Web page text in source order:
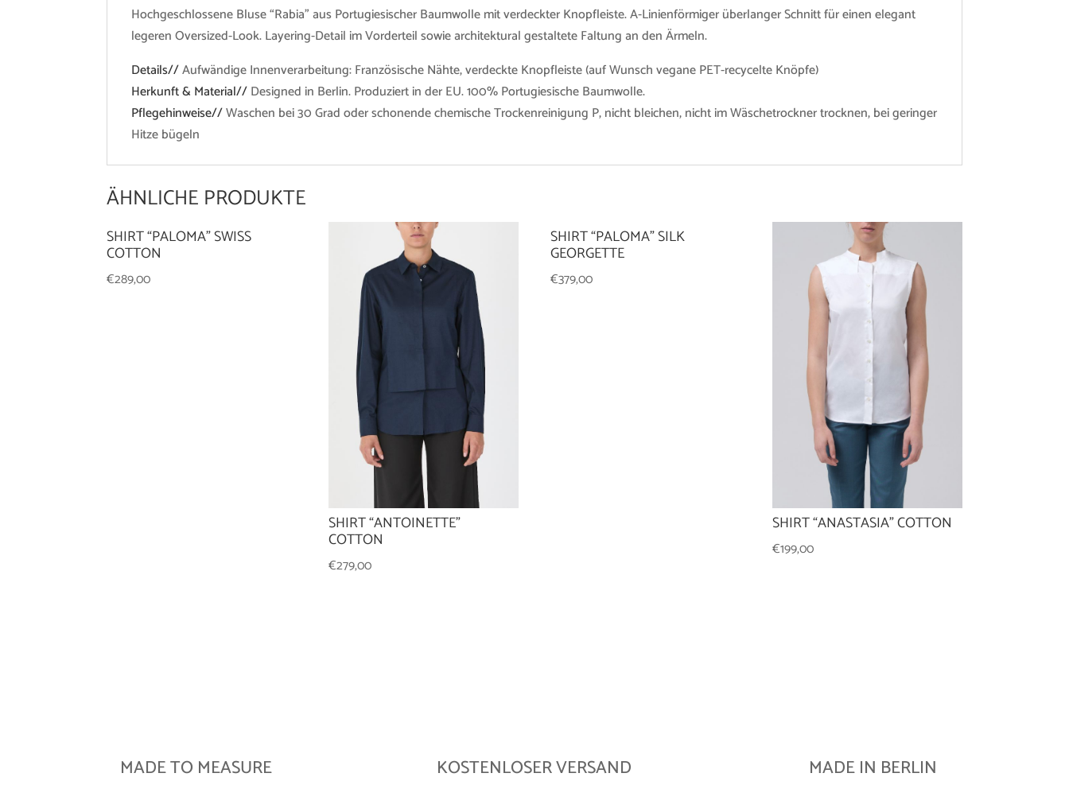
Hochgeschlossene Bluse “Rabia” aus Portugiesischer Baumwolle mit verdeckter Knopfleiste. A-Linienförmiger überlanger Schnitt für einen elegant
legeren Oversized-Look. Layering-Detail im Vorderteil sowie architektural gestaltete Faltung an den Ärmeln.
Details//Aufwändige Innenverarbeitung: Französische Nähte, verdeckte Knopfleiste (auf Wunsch vegane PET-recycelte Knöpfe)
Herkunft & Material//Designed in Berlin. Produziert in der EU. 100% Portugiesische Baumwolle.
Pflegehinweise//Waschen bei 30 Grad oder schonende chemische Trockenreinigung P, nicht bleichen, nicht im Wäschetrockner trocknen, bei geringer
Hitze bügeln
ÄHNLICHE PRODUKTE
SHIRT “PALOMA” SWISS
COTTON
€289,00
SHIRT “ANTOINETTE”
COTTON
€279,00
SHIRT “PALOMA” SILK
GEORGETTE
€379,00
SHIRT “ANASTASIA” COTTON
€199,00
MADE TO MEASURE KOSTENLOSER VERSAND MADE IN BERLIN